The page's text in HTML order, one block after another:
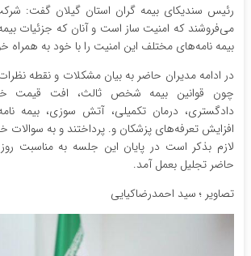
رئیس سندیکای بیمه گران استان گیلان گفت:
می‌فروشند که امنیت ساز است و آنان که جزئیات
بیمه نامه‌های مختلف این امنیت را با خود به همراه
در ادامه مدیران حاضر به بیان مشکلات و نقطه
چون قوانین بیمه شخص ثالث، افت قیمت
دادگستری، درمان تکمیلی، آتش سوزی، بیمه
افزایش تعرفه‌های پزشکان و. پرداختند و به سوالات
لازم بذکر است در پایان این جلسه به مناسبت روز
حاضر تجلیل بعمل آمد.
تصاویر ؛ سید احمدرضاکیایی